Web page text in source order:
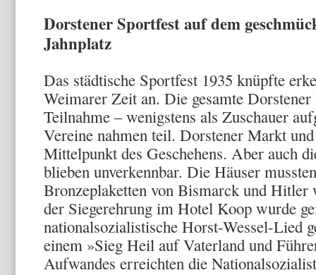
Dorstener Sportfest auf dem
Jahnplatz
Das städtische Sportfest 1935 knüpfte
Weimarer Zeit an. Die gesamte
Teilnahme – wenigstens als Zuschauer
Vereine nahmen teil. Dorstener Markt
Mittelpunkt des Geschehens. Aber auch
blieben unverkennbar. Die Häuser
Bronzeplaketten von Bismarck und Hitler
der Sieger­ehrung im Hotel Koop wurde
nationalsozialistische Horst-Wessel-Lied
einem »Sieg Heil auf Vaterland und
Aufwandes erreichten die